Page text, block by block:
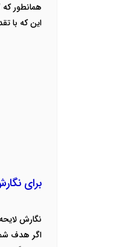
همانطور
این که با
برای
نگارش
اگر هدف